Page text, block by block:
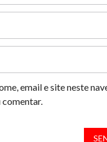
email e site neste
comentar.